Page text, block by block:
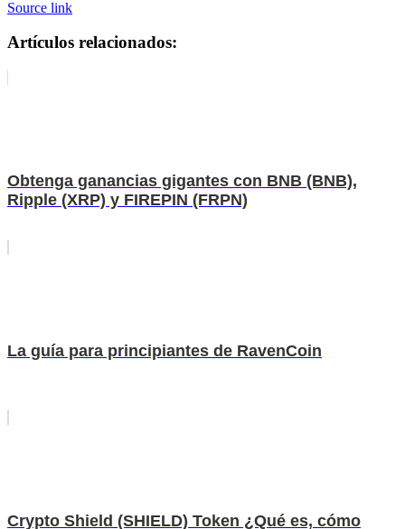
Source link
Artículos relacionados:
Obtenga ganancias gigantes con BNB (BNB),
Ripple (XRP) y FIREPIN (FRPN)
La guía para principiantes de RavenCoin
Crypto Shield (SHIELD) Token ¿Qué es, cómo